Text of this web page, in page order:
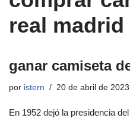
real madrid
ganar camiseta
por istern 20 de abril de 2023
En 1952 dejó la presidencia